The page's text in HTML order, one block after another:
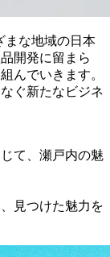
まな地域の日本
開発に留まら
んでいきます。
ぐ新たなビジネ
て、瀬戸内の魅
見つけた魅力を